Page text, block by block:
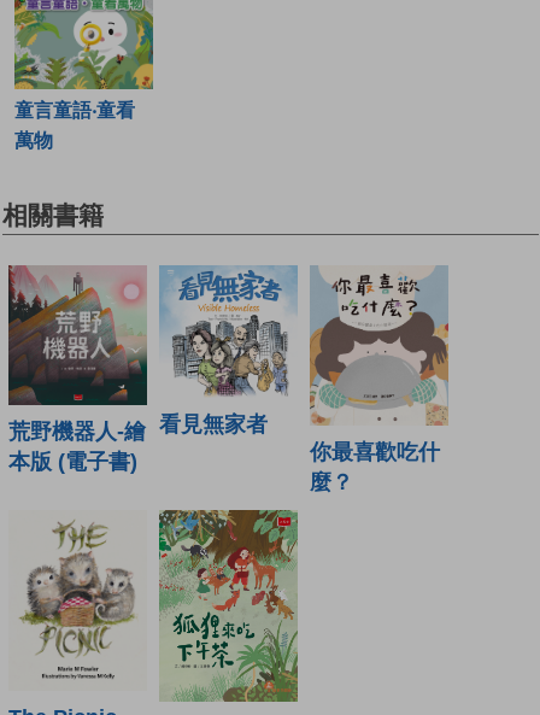
童言童語‧童看
萬物
相關書籍
荒野機器人-繪
本版 (電子書)
看見無家者
你最喜歡吃什
麼？